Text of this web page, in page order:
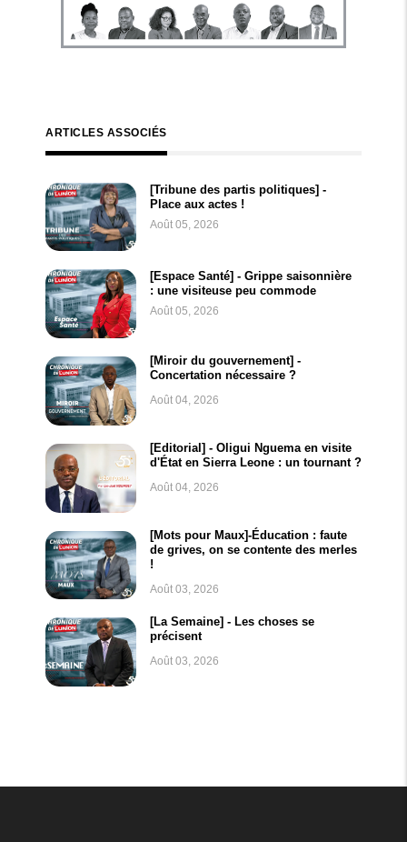
ARTICLES ASSOCIÉS
[Tribune des partis politiques] -
Place aux actes !
Août 05, 2026
[Espace Santé] - Grippe saisonnière
: une visiteuse peu commode
Août 05, 2026
[Miroir du gouvernement] -
Concertation nécessaire ?
Août 04, 2026
[Editorial] - Oligui Nguema en visite
d'État en Sierra Leone : un tournant ?
Août 04, 2026
[Mots pour Maux]-Éducation : faute
de grives, on se contente des merles
!
Août 03, 2026
[La Semaine] - Les choses se
précisent
Août 03, 2026